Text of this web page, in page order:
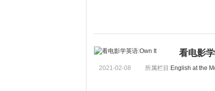
看电影
2021-02-08 所属栏目:English at the